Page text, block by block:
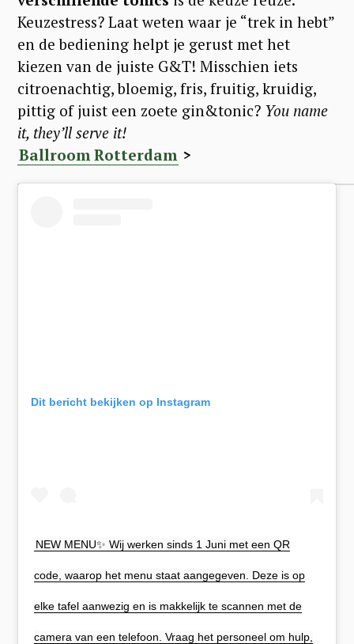
Keuzestress? Laat weten waar je “trek in hebt”
en de bediening helpt je gerust met het
kiezen van de juiste G&T! Misschien iets
citroenachtig, bloemig, fris, fruitig, kruidig,
pittig of juist een zoete gin&tonic? You name
it, they’ll serve it!
Ballroom Rotterdam >
Dit bericht bekijken op Instagram
NEW MENU✨ Wij werken sinds 1 Juni met een QR
code, waarop het menu staat aangegeven. Deze is op
elke tafel aanwezig en is makkelijk te scannen met de
camera van een telefoon. Vraag het personeel om hulp,